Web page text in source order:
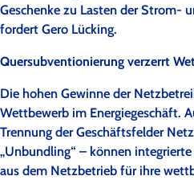
Geschenke zu Lasten der Strom-
fordert Gero Lücking.
Quersubventionierung verzerrt
Die hohen Gewinne der
Wettbewerb im Energiegeschäft.
Trennung der Geschäftsfelder
„Unbundling“ – können
aus dem Netzbetrieb für ihre